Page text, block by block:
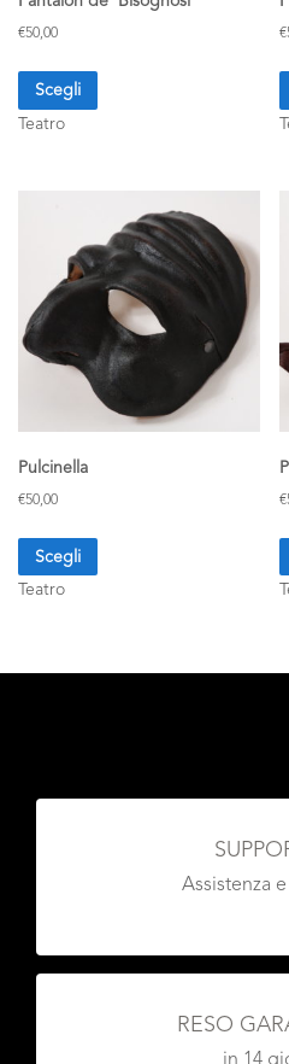
€50,00
Scegli
Teatro
€
Pulcinella
€50,00
Scegli
Teatro
€
Assistenza
RESO